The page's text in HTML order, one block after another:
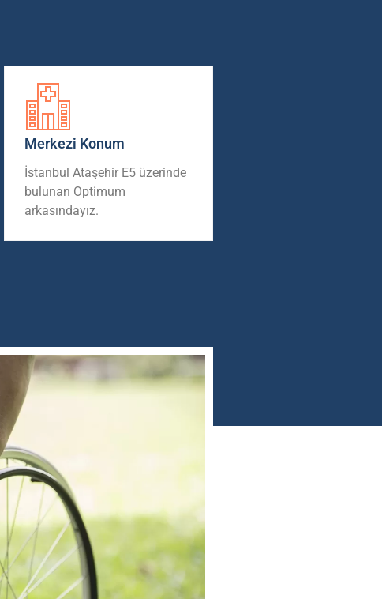
Merkezi Konum
İstanbul Ataşehir E5 üzerinde
bulunan Optimum
arkasındayız.